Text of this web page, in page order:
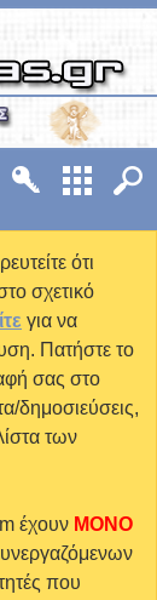
ότι
σχετικό
για να
Πατήστε το
σας στο
δημοσιεύσεις,
των
έχουν MONO
που